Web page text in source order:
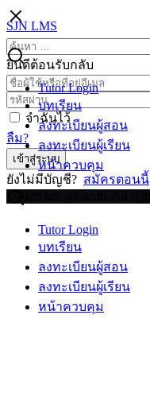
Skip
to
content
SJN LMS
Tutor Login
บทเรียน
ลงทะเบียนผู้สอน
ลงทะเบียนผู้เรียน
หน้าควบคุม
Tutor Login
บทเรียน
ลงทะเบียนผู้สอน
ลงทะเบียนผู้เรียน
หน้าควบคุม
Search
for:
ยินดีต้อนรับกลับ
จำฉันไว้
ลืม?
เข้าสู่ระบบ
ยังไม่มีบัญชี? สมัครตอนนี้